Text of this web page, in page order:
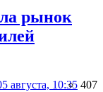
рынок
августа, 10:35 407